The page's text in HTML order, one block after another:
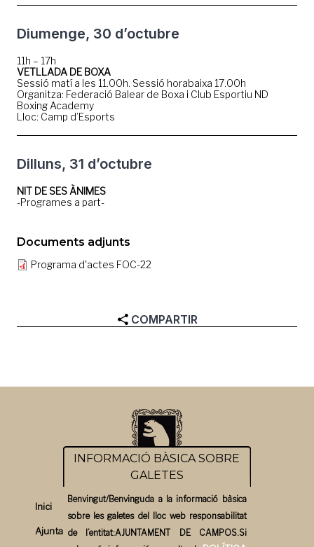
Diumenge, 30 d’octubre
11h – 17h
VETLLADA DE BOXA
Sessió matí a les 11.00h. Sessió horabaixa 17.00h
Organitza: Federació Balear de Boxa i Club Esportiu ND
Boxing Academy
Lloc: Camp d’Esports
Dilluns, 31 d’octubre
NIT DE SES ÀNIMES
-Programes a part-
Documents adjunts
Programa d'actes FOC-22
COMPARTIR
Inici
Ajuntament
INFORMACIÓ BÀSICA SOBRE
GALETES
Benvingut/Benvinguda a la informació bàsica
sobre les galetes del lloc web responsabilitat
de l’entitat:AJUNTAMENT DE CAMPOS.Si